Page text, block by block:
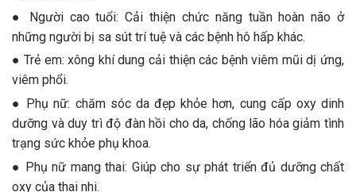
● Người cao tuổi: Cải thiện chức năng tuần hoàn não ở
những người bị sa sút trí tuệ và các bệnh hô hấp khác.
● Trẻ em: xông khí dung cải thiện các bệnh viêm mũi dị ứng,
viêm phổi.
● Phụ nữ: chăm sóc da đẹp khỏe hơn, cung cấp oxy dinh
dưỡng và duy trì độ đàn hồi cho da, chống lão hóa giảm tình
trạng sức khỏe phụ khoa.
● Phụ nữ mang thai: Giúp cho sự phát triển đủ dưỡng chất
oxy của thai nhi.